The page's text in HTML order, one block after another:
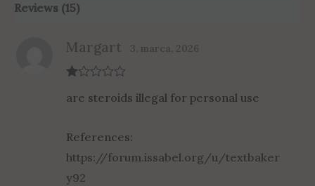
Reviews (15)
at
ou
t
of
Margart 3. marca, 2026
are steroids illegal for personal use
References:
https://forum.issabel.org/u/textbaker
y92